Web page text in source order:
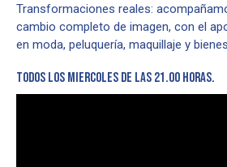
Transformaciones reales:
cambio completo de imagen, con el
en moda, peluquería, maquillaje y
TODOS LOS MIERCOLES DE LAS 21.00 HORAS.